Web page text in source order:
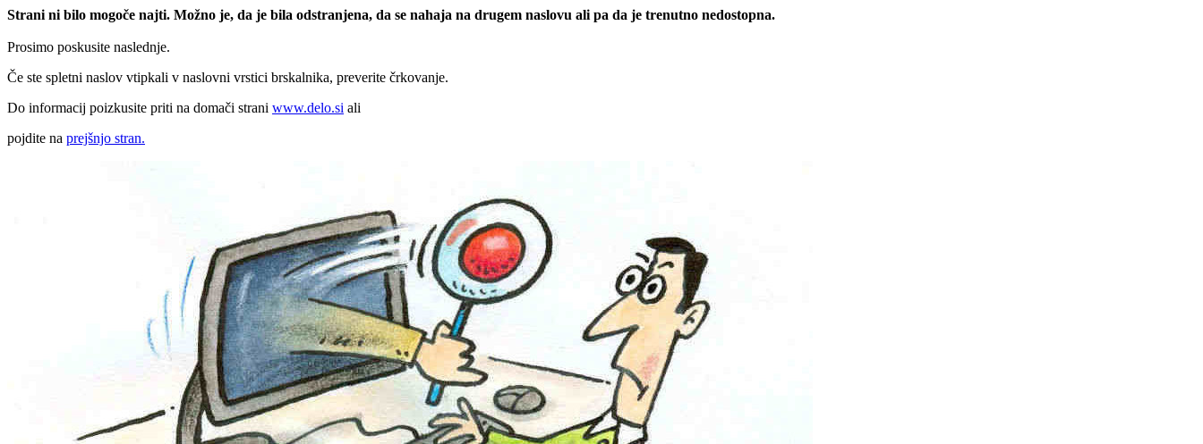
Strani ni bilo mogoče najti. Možno je, da je bila odstranjena, da se nahaja na drugem naslovu ali pa da je trenutno nedostopna.
Prosimo poskusite naslednje.
Če ste spletni naslov vtipkali v naslovni vrstici brskalnika, preverite črkovanje.
Do informacij poizkusite priti na domači strani www.delo.si ali
pojdite na prejšnjo stran.